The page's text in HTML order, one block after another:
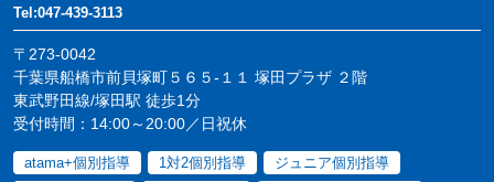
Tel:047-439-3113
〒273-0042
千葉県船橋市前貝塚町５６５-１１ 塚田プラザ ２階
東武野田線/塚田駅 徒歩1分
受付時間：14:00～20:00／日祝休
atama+個別指導 1対2個別指導
ジュニア個別指導